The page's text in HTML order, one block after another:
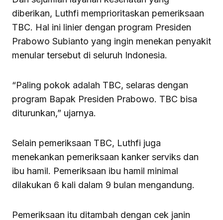
diberikan, Luthfi memprioritaskan pemeriksaan
TBC. Hal ini linier dengan program Presiden
Prabowo Subianto yang ingin menekan penyakit
menular tersebut di seluruh Indonesia.
“Paling pokok adalah TBC, selaras dengan
program Bapak Presiden Prabowo. TBC bisa
diturunkan,” ujarnya.
Selain pemeriksaan TBC, Luthfi juga
menekankan pemeriksaan kanker serviks dan
ibu hamil. Pemeriksaan ibu hamil minimal
dilakukan 6 kali dalam 9 bulan mengandung.
Pemeriksaan itu ditambah dengan cek janin